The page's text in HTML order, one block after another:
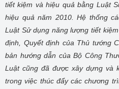
tiết kiệm và hiệu quả bằng Luật
hiệu quả năm 2010. Hệ thống
Luật Sử dụng năng lượng tiết
định, Quyết định của Thủ tướng
bản hướng dẫn của Bộ Công
Luật cũng đã được xây dựng và
trong việc thúc đẩy các chương